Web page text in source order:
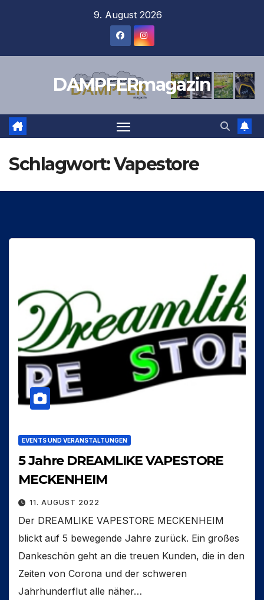
9. August 2026
DAMPFERmagazin
Schlagwort:Vapestore
EVENTS UND VERANSTALTUNGEN
5 Jahre DREAMLIKE VAPESTORE
MECKENHEIM
11. AUGUST 2022
Der DREAMLIKE VAPESTORE MECKENHEIM
blickt auf 5 bewegende Jahre zurück. Ein großes
Dankeschön geht an die treuen Kunden, die in den
Zeiten von Corona und der schweren
Jahrhunderflut alle näher…